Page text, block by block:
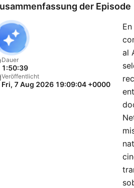
una
ver la
radio,
redes
artista
hace
el que
todos y
der Episode
Dauer
1:50:39
Veröffentlicht
Fri, 7 Aug 2026 19:09:04 +0000
al